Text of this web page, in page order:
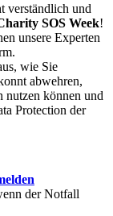
verständlich und
SOS Week!
unsere Experten
wie Sie
abwehren,
nutzen können und
Protection der
der Notfall